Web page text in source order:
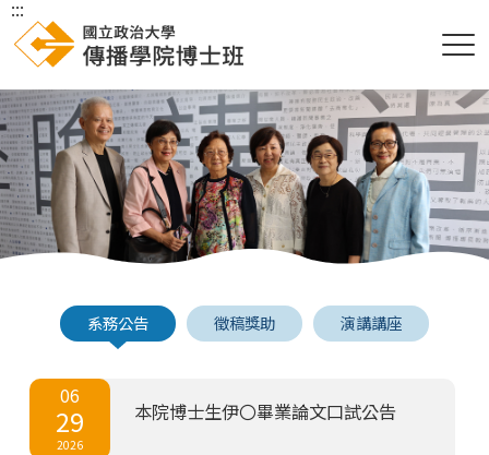
:::
系務公告 徵稿獎助 演講講座
06
29
2026
本院博士生伊〇畢業論文口試公告